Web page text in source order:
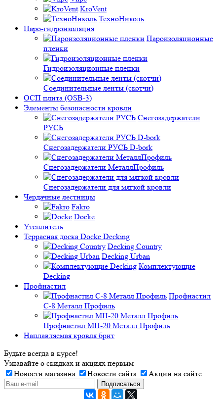
KroVent
ТехноНиколь
Паро-гидроизоляция
Пароизоляционные
пленки
Гидроизоляционные пленки
Соединительные ленты (скотчи)
ОСП плита (OSB-3)
Элементы безопасности кровли
Снегозадержатели
РУСЬ
Снегозадержатели РУСЬ D-bork
Снегозадержатели МеталлПрофиль
Снегозадержатели для мягкой кровли
Чердачные лестницы
Fakro
Docke
Утеплитель
Террасная доска Docke Decking
Decking Country
Decking Urban
Комплектующие
Decking
Профнастил
Профнастил
C-8 Металл Профиль
Профнастил МП-20 Металл Профиль
Наплавляемая кровля брит
Будьте всегда в курсе!
Узнавайте о скидках и акциях первым
Новости магазина
Новости сайта Акции на сайте